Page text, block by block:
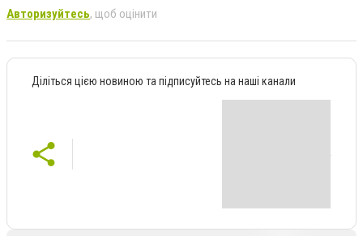
Авторизуйтесь, щоб оцінити
Діліться цією новиною та підписуйтесь на наші канали